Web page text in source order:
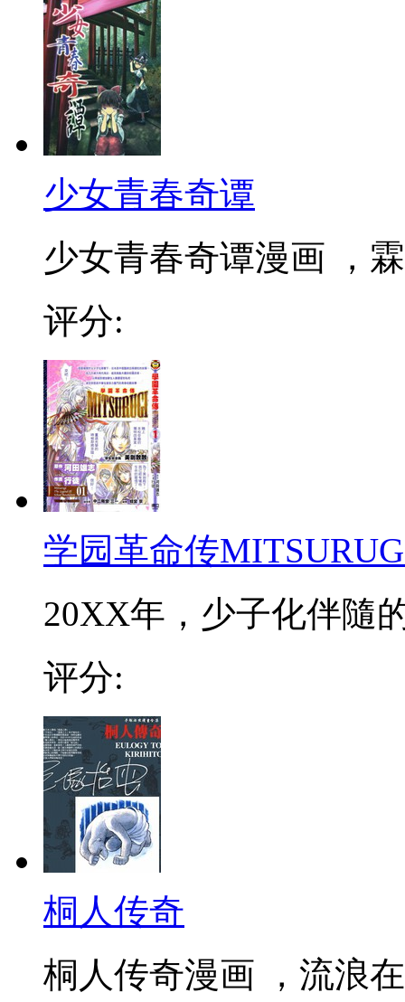
少女青春奇谭
少女青春奇谭漫画 ，
评分:
学园革命传
20XX年，少子化伴隨
评分:
桐人传奇
桐人传奇漫画 ，流浪